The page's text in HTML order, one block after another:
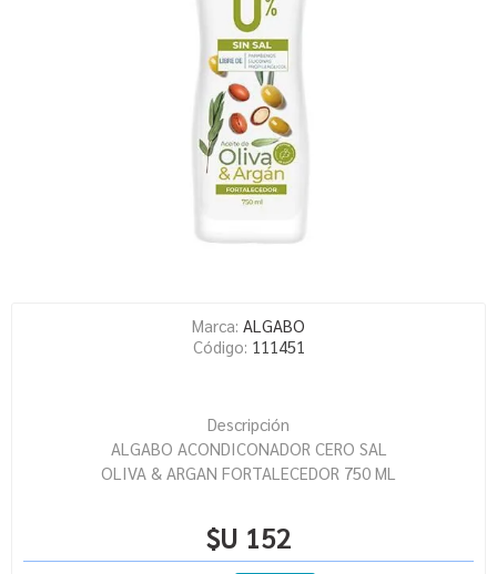
Marca: ALGABO
Código: 111451
Descripción
ALGABO ACONDICONADOR CERO SAL
OLIVA & ARGAN FORTALECEDOR 750 ML
$U 152